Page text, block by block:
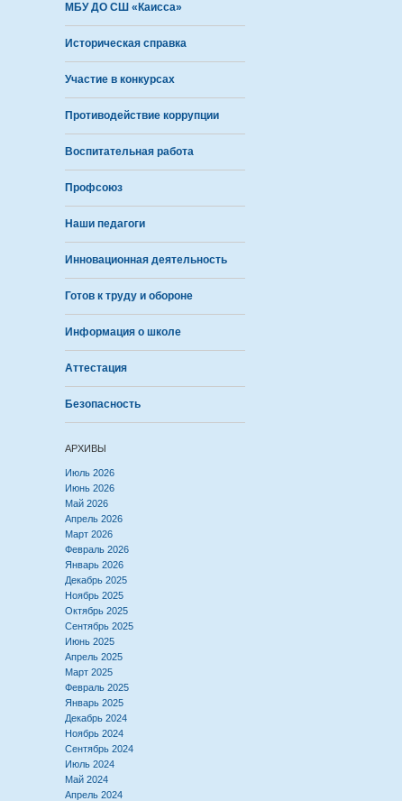
МБУ ДО СШ «Каисса»
Историческая справка
Участие в конкурсах
Противодействие коррупции
Воспитательная работа
Профсоюз
Наши педагоги
Инновационная деятельность
Готов к труду и обороне
Информация о школе
Аттестация
Безопасность
АРХИВЫ
Июль 2026
Июнь 2026
Май 2026
Апрель 2026
Март 2026
Февраль 2026
Январь 2026
Декабрь 2025
Ноябрь 2025
Октябрь 2025
Сентябрь 2025
Июнь 2025
Апрель 2025
Март 2025
Февраль 2025
Январь 2025
Декабрь 2024
Ноябрь 2024
Сентябрь 2024
Июль 2024
Май 2024
Апрель 2024